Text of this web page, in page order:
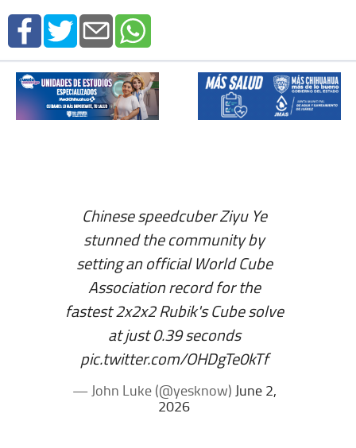
Chinese speedcuber Ziyu Ye
stunned the community by
setting an official World Cube
Association record for the
fastest 2x2x2 Rubik's Cube solve
at just 0.39 seconds
pic.twitter.com/OHDgTe0kTf
— John Luke (@yesknow) June 2,
2026